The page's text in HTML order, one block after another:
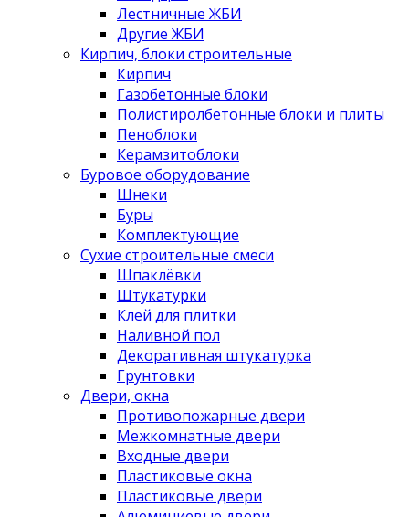
Лестничные ЖБИ
Другие ЖБИ
Кирпич, блоки строительные
Кирпич
Газобетонные блоки
Полистиролбетонные блоки и плиты
Пеноблоки
Керамзитоблоки
Буровое оборудование
Шнеки
Буры
Комплектующие
Сухие строительные смеси
Шпаклёвки
Штукатурки
Клей для плитки
Наливной пол
Декоративная штукатурка
Грунтовки
Двери, окна
Противопожарные двери
Межкомнатные двери
Входные двери
Пластиковые окна
Пластиковые двери